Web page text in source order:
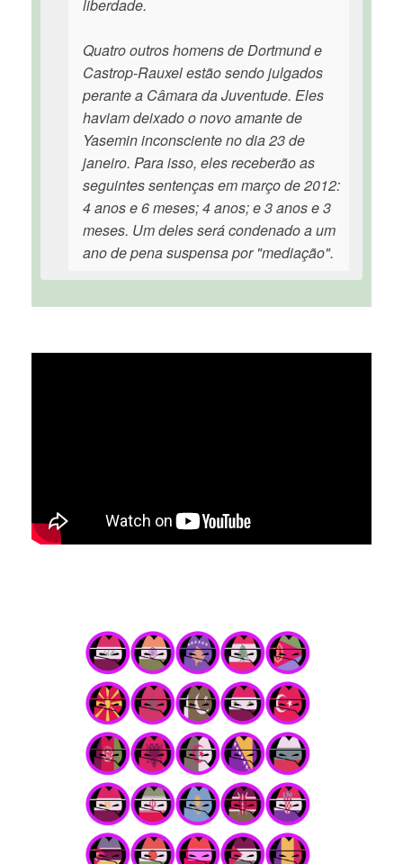
liberdade.
Quatro outros homens de Dortmund e
Castrop-Rauxel estão sendo julgados
perante a Câmara da Juventude. Eles
haviam deixado o novo amante de
Yasemin inconsciente no dia 23 de
janeiro. Para isso, eles receberão as
seguintes sentenças em março de 2012:
4 anos e 6 meses; 4 anos; e 3 anos e 3
meses. Um deles será condenado a um
ano de pena suspensa por "mediação".